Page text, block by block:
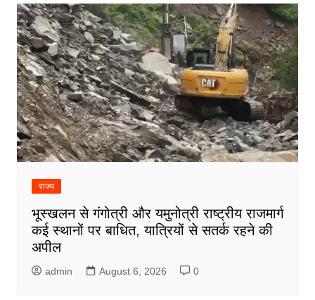
राज्य
भूस्खलन से गंगोत्री और यमुनोत्री राष्ट्रीय राजमार्ग
कई स्थानों पर बाधित, यात्रियों से सतर्क रहने की
अपील
admin August 6, 2026 0